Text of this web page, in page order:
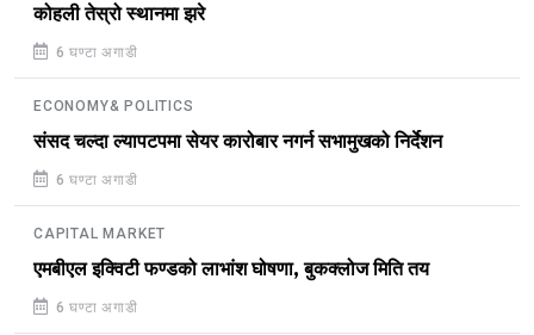
कोहली तेस्रो स्थानमा झरे
6 घण्टा अगाडी
ECONOMY& POLITICS
संसद चल्दा ल्यापटपमा सेयर कारोबार नगर्न सभामुखको निर्देशन
6 घण्टा अगाडी
CAPITAL MARKET
एमबीएल इक्विटी फण्डको लाभांश घोषणा, बुकक्लोज मिति तय
6 घण्टा अगाडी